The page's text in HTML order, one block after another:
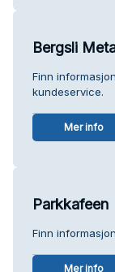
Bergsli
Finn
kundeservice.
Mer info
Parkkafeen
Finn
Mer info